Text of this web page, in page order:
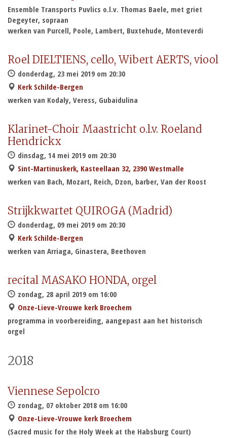
Ensemble Transports Puvlics o.l.v. Thomas Baele, met griet
Degeyter, sopraan
werken van Purcell, Poole, Lambert, Buxtehude, Monteverdi
Roel DIELTIENS, cello, Wibert AERTS, viool
donderdag, 23 mei 2019 om 20:30
Kerk Schilde-Bergen
werken van Kodaly, Veress, Gubaidulina
Klarinet-Choir Maastricht o.l.v. Roeland
Hendrickx
dinsdag, 14 mei 2019 om 20:30
Sint-Martinuskerk, Kasteellaan 32, 2390 Westmalle
werken van Bach, Mozart, Reich, Dzon, barber, Van der Roost
Strijkkwartet QUIROGA (Madrid)
donderdag, 09 mei 2019 om 20:30
Kerk Schilde-Bergen
werken van Arriaga, Ginastera, Beethoven
recital MASAKO HONDA, orgel
zondag, 28 april 2019 om 16:00
Onze-Lieve-Vrouwe kerk Broechem
programma in voorbereiding, aangepast aan het historisch
orgel
2018
Viennese Sepolcro
zondag, 07 oktober 2018 om 16:00
Onze-Lieve-Vrouwe kerk Broechem
(Sacred music for the Holy Week at the Habsburg Court)